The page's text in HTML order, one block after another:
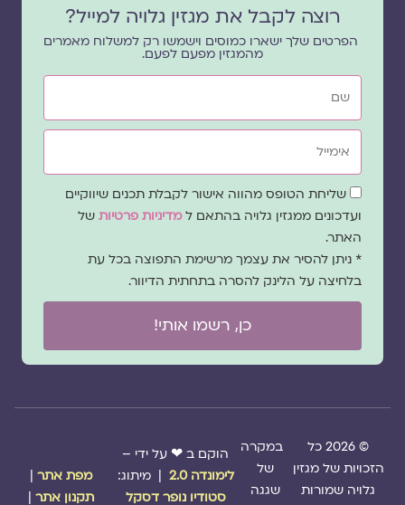
רוצה לקבל את מגזין גלויה למייל?
הפרטים שלך ישארו כמוסים וישמשו רק למשלוח מאמרים
מהמגזין מפעם לפעם.
שם
אימייל
שדהשליחת הטופס מהווה אישור לקבלת תכנים שיווקיים
ועדכונים ממגזין גלויה בהתאם ל מדיניות פרטיותשל
האתר.
* ניתן להסיר את עצמך מרשימת התפוצה בכל עת
בלחיצה על הלינק להסרה בתחתית הדיוור.
כן, רשמו אותי!
© 2026 כל
הזכויות של מגזין
גלויה שמורות
במקרה
של
שגגה
הוקם ב ❤ על ידי –
לימונדה 2.0
| מיתוג:
סטודיו נופר דסקל
מפת אתר|
תקנון אתר|